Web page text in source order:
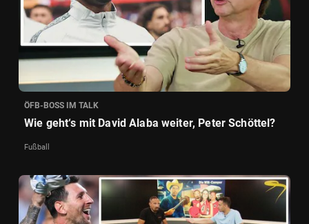
ÖFB-BOSS IM TALK
Wie geht‘s mit David Alaba weiter, Peter Schöttel?
Fußball